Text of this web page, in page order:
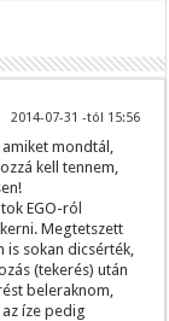
2014-07-31 -tól 15:56
mondtál,
kell tennem,
EGO-ról
Megtetszett
is sokan dicsérték,
(tekerés) után
beleraknom,
íze pedig